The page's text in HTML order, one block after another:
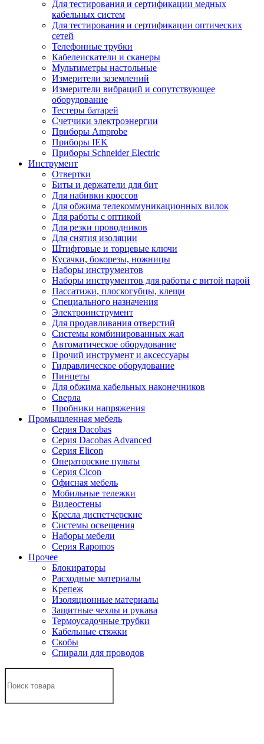
Для тестирования и сертификации медных
кабельных систем
Для тестирования и сертификации оптических
сетей
Телефонные трубки
Кабелеискатели и сканеры
Мультиметры настольные
Измерители заземлений
Измерители вибраций и сопутствующее
оборудование
Тестеры батарей
Счетчики электроэнергии
Приборы Amprobe
Приборы IEK
Приборы Schneider Electric
Инструмент
Отвертки
Биты и держатели для бит
Для набивки кроссов
Для обжима телекоммуникационных вилок
Для работы с оптикой
Для резки проводников
Для снятия изоляции
Штифтовые и торцевые ключи
Кусачки, бокорезы, ножницы
Наборы инструментов
Наборы инструментов для работы с витой парой
Пассатижи, плоскогубцы, клещи
Специального назначения
Электроинструмент
Для продавливания отверстий
Системы комбинированных жал
Автоматическое оборудование
Прочий инструмент и аксессуары
Гидравлическое оборудование
Пинцеты
Для обжима кабельных наконечников
Сверла
Пробники напряжения
Промышленная мебель
Серия Dacobas
Серия Dacobas Advanced
Серия Elicon
Операторские пульты
Серия Cicon
Офисная мебель
Мобильные тележки
Видеостены
Кресла диспетчерские
Системы освещения
Наборы мебели
Серия Rapomos
Прочее
Блокираторы
Расходные материалы
Крепеж
Изоляционные материалы
Защитные чехлы и рукава
Термоусадочные трубки
Кабельные стяжки
Скобы
Спирали для проводов